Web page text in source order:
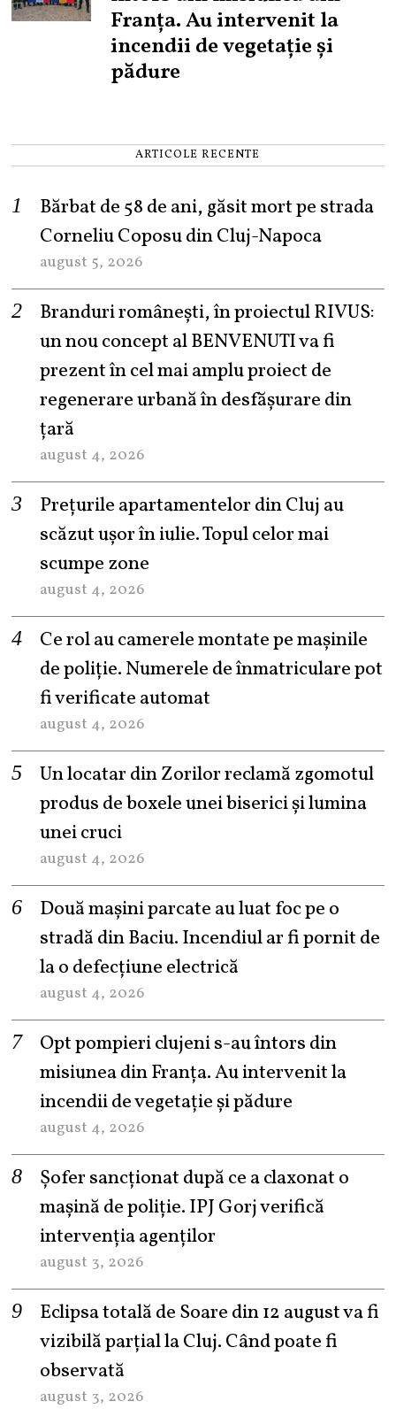
Franța. Au intervenit la
incendii de vegetație și
pădure
ARTICOLE RECENTE
Bărbat de 58 de ani, găsit mort pe strada
Corneliu Coposu din Cluj-Napoca
august 5, 2026
Branduri românești, în proiectul RIVUS:
un nou concept al BENVENUTI va fi
prezent în cel mai amplu proiect de
regenerare urbană în desfășurare din
țară
august 4, 2026
Prețurile apartamentelor din Cluj au
scăzut ușor în iulie. Topul celor mai
scumpe zone
august 4, 2026
Ce rol au camerele montate pe mașinile
de poliție. Numerele de înmatriculare pot
fi verificate automat
august 4, 2026
Un locatar din Zorilor reclamă zgomotul
produs de boxele unei biserici și lumina
unei cruci
august 4, 2026
Două mașini parcate au luat foc pe o
stradă din Baciu. Incendiul ar fi pornit de
la o defecțiune electrică
august 4, 2026
Opt pompieri clujeni s-au întors din
misiunea din Franța. Au intervenit la
incendii de vegetație și pădure
august 4, 2026
Șofer sancționat după ce a claxonat o
mașină de poliție. IPJ Gorj verifică
intervenția agenților
august 3, 2026
Eclipsa totală de Soare din 12 august va fi
vizibilă parțial la Cluj. Când poate fi
observată
august 3, 2026